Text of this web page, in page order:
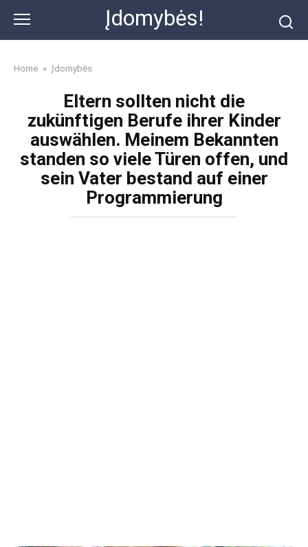
content
Įdomybės!
Home » Įdomybės
Eltern sollten nicht die
zukünftigen Berufe ihrer Kinder
auswählen. Meinem Bekannten
standen so viele Türen offen, und
sein Vater bestand auf einer
Programmierung